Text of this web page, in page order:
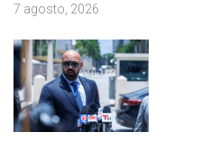
7 agosto, 2026